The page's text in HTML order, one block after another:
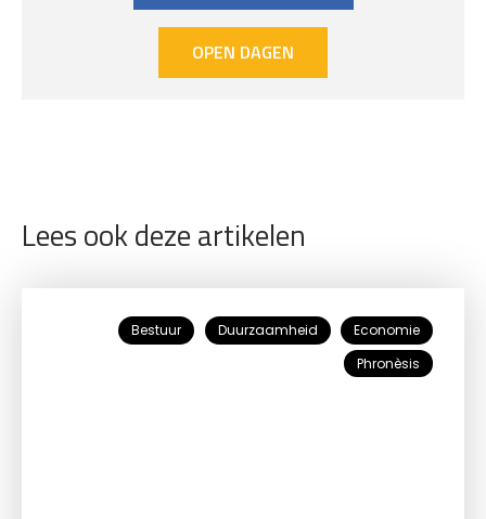
OPEN DAGEN
Lees ook deze artikelen
Bestuur Duurzaamheid
Economie
Phronèsis